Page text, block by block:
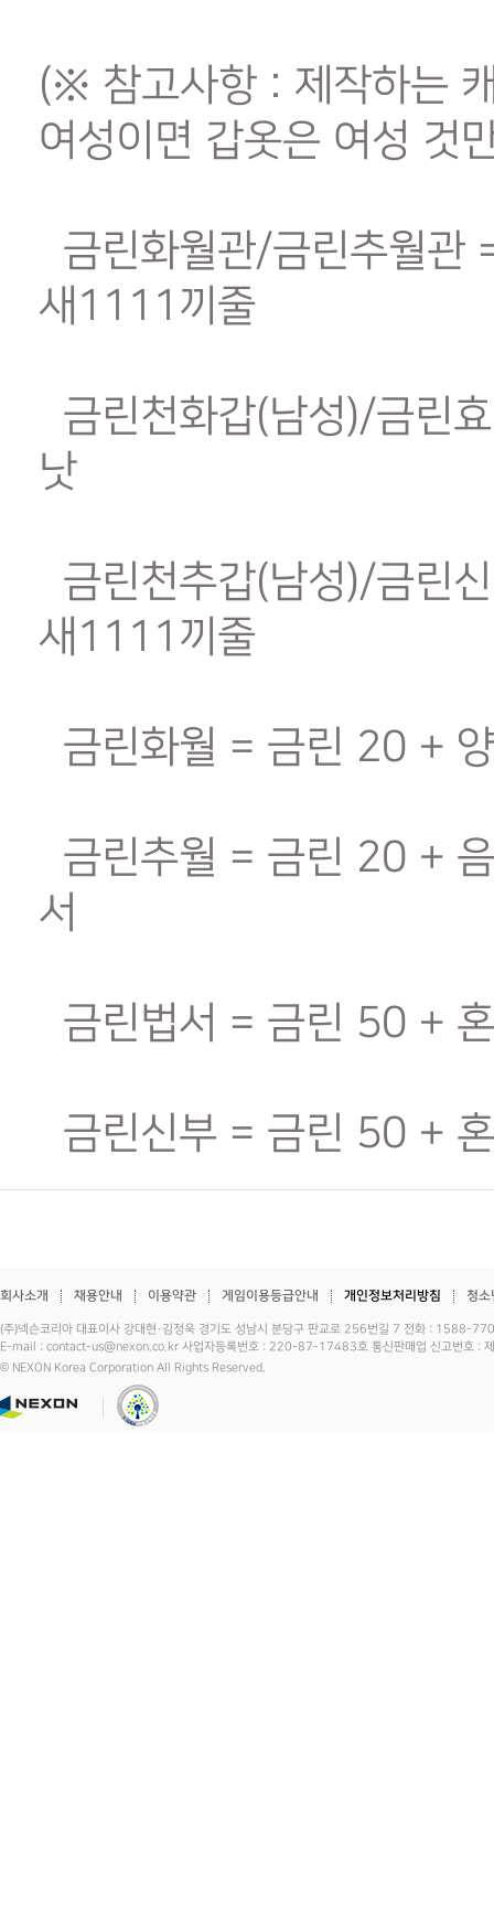
(※ 참고사항 : 제작하는
여성이면 갑옷은 여성 것
금린화월관/금린추월관
새1111끼줄
금린천화갑(남성)/금린
낫
금린천추갑(남성)/금린
새1111끼줄
금린화월 = 금린 20 +
금린추월 = 금린 20 +
서
금린법서 = 금린 50 +
금린신부 = 금린 50 +
회사소개 채용안내 이용약관 게임이용등급안내 개인정보처리방침 청소
(주)넥슨코리아 대표이사 강대현·김정욱 경기도 성남시 분당구 판교로 256번길 7 전화 :
E-mail : contact-us@nexon.co.kr 사업자등록번호 : 220-87-17483호 통신판매업 신고번호 :
© NEXON Korea Corporation All Rights Reserved.